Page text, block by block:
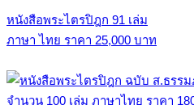
หนังสือพระไตรปิฎก 91 เล่ม
ภาษา ไทย ราคา 25,000 บาท